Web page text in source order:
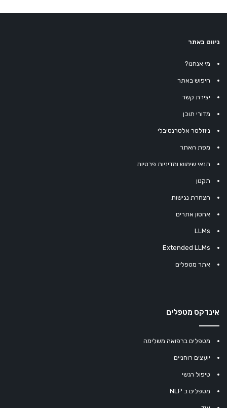
ניווט באתר
מי אנחנו?
חיפוש באתר
יצירת קשר
מדורי תוכן
ניוזלטר אלטרנטיבלי
מפת האתר
תנאי שימוש ומדיניות פרטיות
תקנון
הצהרת נגישות
אחסון אתרים
LLMs
Extended LLMs
אתר מטפלים
אינדקס מטפלים
מטפלים ברפואה משלימה
יועצים רוחניים
טיפול רגשי
מטפלים ב NLP